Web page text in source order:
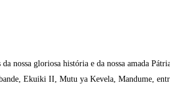
nossa gloriosa história e da nossa amada
Ekuiki II, Mutu ya Kevela, Mandume,